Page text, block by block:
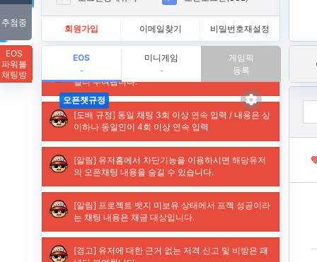
회원가입 이메일찾기 비밀번호재설정
EOS
-
미니게임
-
게임픽
등록
추첨중
EOS
파워볼
채팅방